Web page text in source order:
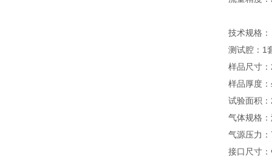
技术规格：
测试腔：1
样品尺寸
样品厚度
试验面积
气体规格
气源压力
接口尺寸